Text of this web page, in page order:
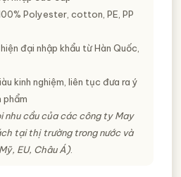
Polyester, cotton, PE, PP
đại nhập khẩu từ Hàn Quốc,
kinh nghiệm, liên tục đưa ra ý
phẩm
nhu cầu của các công ty May
tại thị trường trong nước và
EU, Châu Á).